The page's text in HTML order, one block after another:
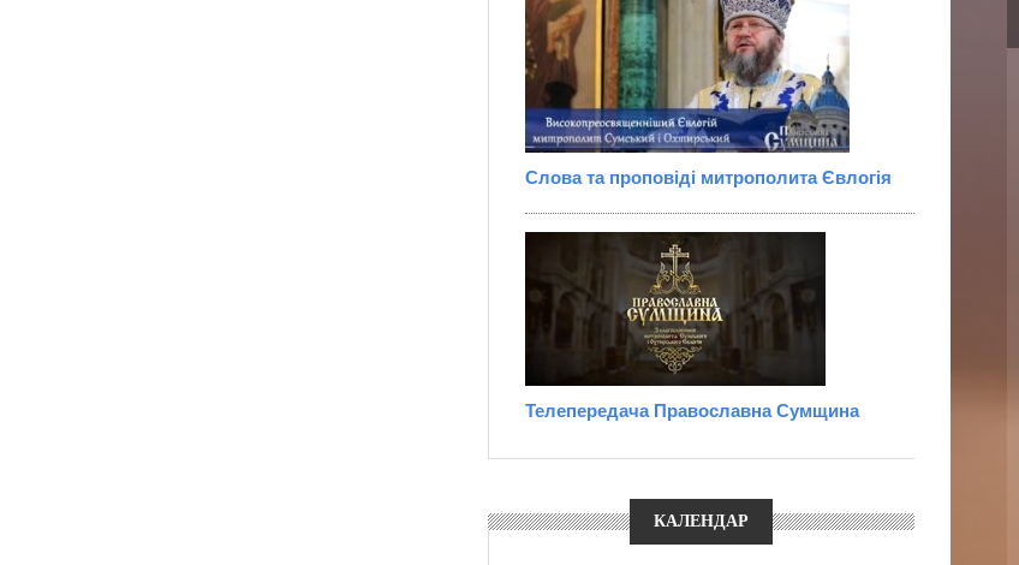
Слова та проповіді митрополита Євлогія
Телепередача Православна Сумщина
КАЛЕНДАР